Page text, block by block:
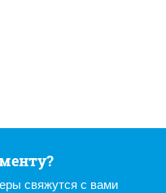
свяжутся с вами